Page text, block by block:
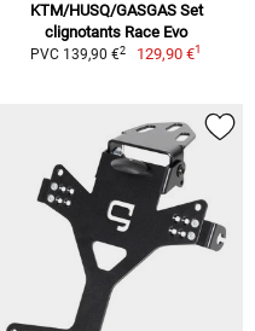
KTM/HUSQ/GASGAS Set
clignotants Race Evo
PVC 139,90 €2 129,90 €1